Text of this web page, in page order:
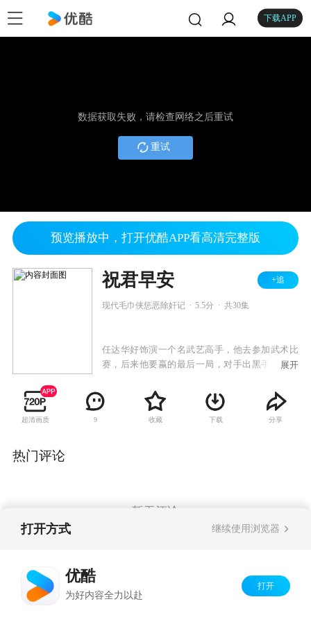
下载APP
数据获取失败，请检查网络之后重试
重试
预览播放中，打开优酷APP看高清完整版
祝君早安 +追
现代毛巾侠惩恶除奸记 5.5分 共30集
任达华好饰演一个名武艺高手，他去参加武术比
赛，后来他要嬴的最后一局，对手出黑手在厕所
展开
超清画质 9 收藏 下载 分享
热门评论
暂无评论
打开方式 继续使用浏览器
优酷
为好内容全力以赴
打开